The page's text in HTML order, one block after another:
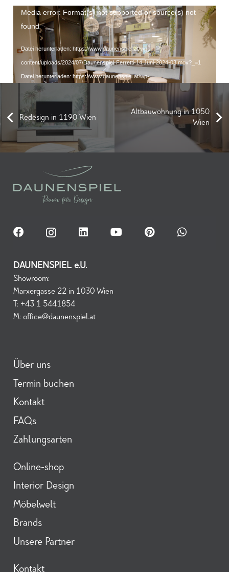
Video-
Player
Media error: Format(s) not supported or source(s) not
found
Datei herunterladen: https://www.daunenspiel.at/wp-
content/uploads/2024/07/Daunenspiel-Ferretti-14.Juni-2024-03.mov?_=1
Datei herunterladen: https://www.daunenspiel.at/wp-
content/uploads/2024/07/Daunenspiel-Ferretti-14.Juni-2024-03.webm?_=1
Redesign in 1190 Wien
Altbauwohnung in 1050
Wien
DAUNENSPIEL e.U.
Showroom:
Marxergasse 22 in 1030 Wien
T: +43 1 5441854
M: office@daunenspiel.at
Über uns
Termin buchen
Kontakt
FAQs
Zahlungsarten
Online-shop
Interior Design
Möbelwelt
Brands
Unsere Partner